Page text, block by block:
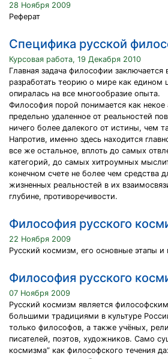
28 Ноября 2009
Реферат
Специфика русской
Курсовая работа, 19 Декабря 2010
Главная задача философии заключается
разработать теорию о мире как едином
опиралась на все многообразие опыта.
Философия порой понимается как некое
предельно удаленное от реальностей
ничего более далекого от истины, чем
Напротив, именно здесь находится
все же остальное, вплоть до самых
категорий, до самых хитроумных
конечном счете не более чем средства
жизненных реальностей в их
глубине, противоречивости.
Философия русского
22 Ноября 2009
Русский космизм, его основные этапы и
Философия русского
07 Ноября 2009
Русский космизм является
большими традициями в культуре
только философов, а также учёных,
писателей, поэтов, художников. Само
космизма” как философского течения